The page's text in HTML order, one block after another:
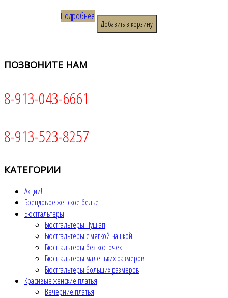
Подробнее
ПОЗВОНИТЕ НАМ
8-913-043-6661
8-913-523-8257
КАТЕГОРИИ
Акции!
Брендовое женское белье
Бюстгальтеры
Бюстгальтеры Пуш ап
Бюстгальтеры с мягкой чашкой
Бюстгальтеры без косточек
Бюстгальтеры маленьких размеров
Бюстгальтеры больших размеров
Красивые женские платья
Вечерние платья